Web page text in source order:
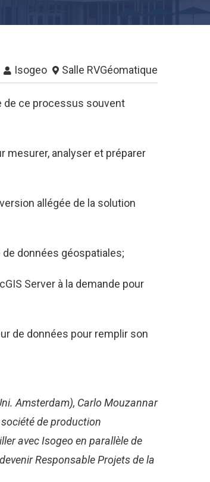
Isogeo Salle RVGéomatique
de ce processus souvent
mesurer, analyser et préparer
allégée de la solution
données géospatiales;
Server à la demande pour
de données pour remplir son
Amsterdam), Carlo Mouzannar
de production
avec Isogeo en parallèle de
Responsable Projets de la